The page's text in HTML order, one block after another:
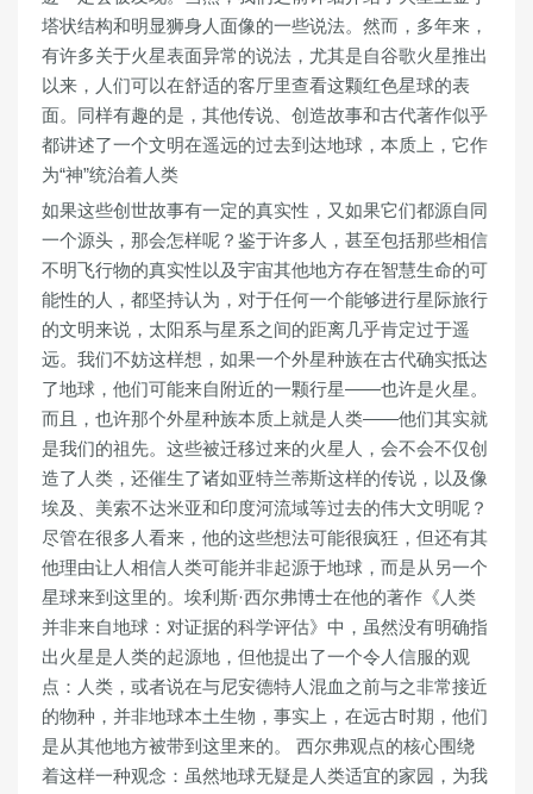
塔状结构和明显狮身人面像的一些说法。然而，多年来，
有许多关于火星表面异常的说法，尤其是自谷歌火星推出
以来，人们可以在舒适的客厅里查看这颗红色星球的表
面。同样有趣的是，其他传说、创造故事和古代著作似乎
都讲述了一个文明在遥远的过去到达地球，本质上，它作
为“神”统治着人类
如果这些创世故事有一定的真实性，又如果它们都源自同
一个源头，那会怎样呢？鉴于许多人，甚至包括那些相信
不明飞行物的真实性以及宇宙其他地方存在智慧生命的可
能性的人，都坚持认为，对于任何一个能够进行星际旅行
的文明来说，太阳系与星系之间的距离几乎肯定过于遥
远。我们不妨这样想，如果一个外星种族在古代确实抵达
了地球，他们可能来自附近的一颗行星——也许是火星。
而且，也许那个外星种族本质上就是人类——他们其实就
是我们的祖先。这些被迁移过来的火星人，会不会不仅创
造了人类，还催生了诸如亚特兰蒂斯这样的传说，以及像
埃及、美索不达米亚和印度河流域等过去的伟大文明呢？
尽管在很多人看来，他的这些想法可能很疯狂，但还有其
他理由让人相信人类可能并非起源于地球，而是从另一个
星球来到这里的。埃利斯·西尔弗博士在他的著作《人类
并非来自地球：对证据的科学评估》中，虽然没有明确指
出火星是人类的起源地，但他提出了一个令人信服的观
点：人类，或者说在与尼安德特人混血之前与之非常接近
的物种，并非地球本土生物，事实上，在远古时期，他们
是从其他地方被带到这里来的。 西尔弗观点的核心围绕
着这样一种观念：虽然地球无疑是人类适宜的家园，为我